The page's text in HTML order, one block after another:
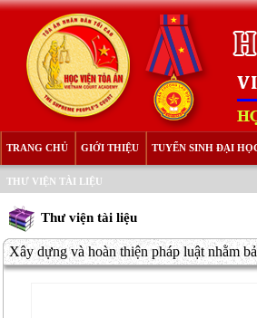
TRANG CHỦ GIỚI THIỆU TUYỂN SINH ĐẠI
THƯ VIỆN TÀI LIỆU
Thư viện tài liệu
Xây dựng và hoàn thiện pháp luật nhằm